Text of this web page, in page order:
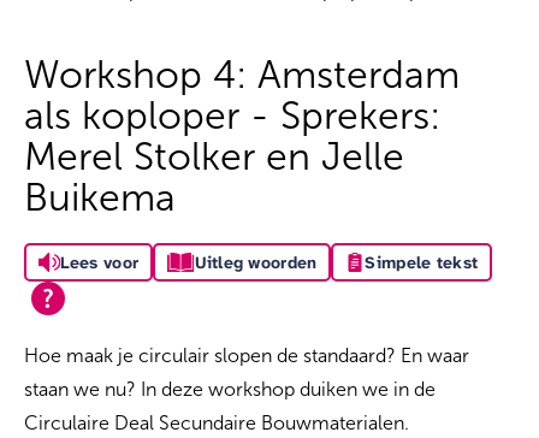
Workshop 4: Amsterdam
als koploper - Sprekers:
Merel Stolker en Jelle
Buikema
Lees voor Uitleg woorden Simpele tekst
Hoe maak je circulair slopen de standaard? En waar
staan we nu? In deze workshop duiken we in de
Circulaire Deal Secundaire Bouwmaterialen.